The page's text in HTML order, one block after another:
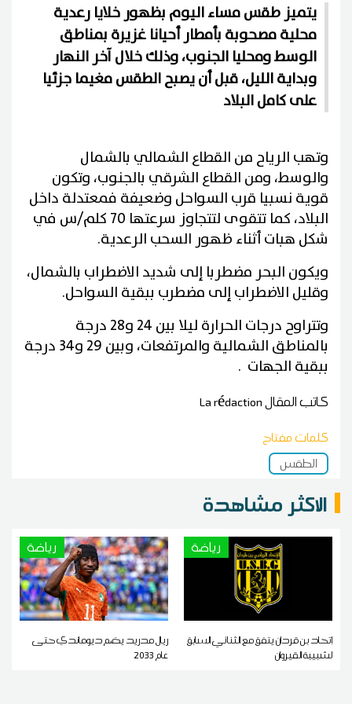
يتميز طقس مساء اليوم بظهور خلايا رعدية
محلية مصحوبة بأمطار أحيانا غزيرة بمناطق
الوسط ومحليا الجنوب، وذلك خلال آخر النهار
وبداية الليل، قبل أن يصبح الطقس مغيما جزئيا
على كامل البلاد
وتهب الرياح من القطاع الشمالي بالشمال
والوسط، ومن القطاع الشرقي بالجنوب، وتكون
قوية نسبيا قرب السواحل وضعيفة فمعتدلة داخل
البلاد، كما تتقوى لتتجاوز سرعتها 70 كلم/س في
شكل هبات أثناء ظهور السحب الرعدية.
ويكون البحر مضطربا إلى شديد الاضطراب بالشمال،
وقليل الاضطراب إلى مضطرب ببقية السواحل.
وتتراوح درجات الحرارة ليلا بين 24 و28 درجة
بالمناطق الشمالية والمرتفعات، وبين 29 و34 درجة
ببقية الجهات .
كاتب المقالLa rédaction
كلمات مفتاح
الطقس
الاكثر مشاهدة
رياضة
إتحاد بن قردان يتفق مع الثنائي السابق
لشبيبة القيروان
رياضة
ريال مدريد يضم ديوماندي حتى
عام 2033